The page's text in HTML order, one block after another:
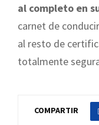
al completo en
carnet de
al resto de
totalmente
COMPARTIR